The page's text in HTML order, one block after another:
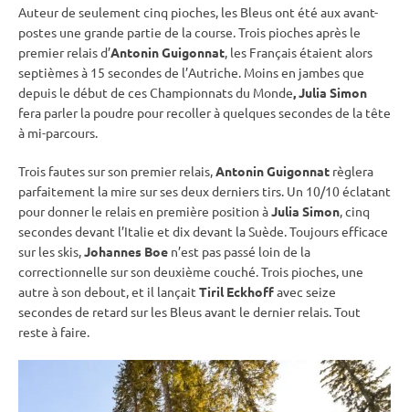
Auteur de seulement cinq pioches, les Bleus ont été aux avant-
postes une grande partie de la course. Trois pioches après le
premierrelaisd’Antonin Guigonnat, les Français étaient alors
septièmes à 15 secondes de l’Autriche. Moins en jambes que
depuis le début de cesChampionnats du Monde, Julia Simon
fera parler la poudre pour recoller à quelques secondes de la tête
à mi-parcours.
Trois fautes sur son premierrelais,Antonin Guigonnat règlera
parfaitement la mire sur ses deux derniers tirs. Un 10/10 éclatant
pour donner le relaisen première position àJulia Simon, cinq
secondes devant l’Italie et dix devant la Suède. Toujours efficace
sur les skis,Johannes Boe n’est pas passé loin de la
correctionnelle sur son deuxième couché. Trois pioches, une
autre à son debout, et il lançait Tiril Eckhoffavec seize
secondes de retard sur les Bleus avant le dernierrelais. Tout
reste à faire.